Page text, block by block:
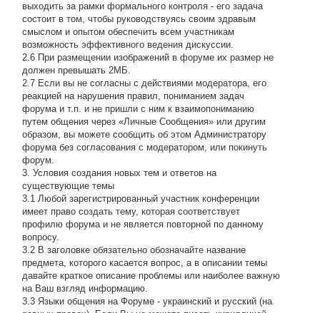
выходить за рамки формального контроля - его задача
состоит в том, чтобы руководствуясь своим здравым
смыслом и опытом обеспечить всем участникам
возможность эффективного ведения дискуссии.
2.6 При размещении изображений в форуме их размер не
должен превышать 2МБ.
2.7 Если вы не согласны с действиями модератора, его
реакцией на нарушения правил, пониманием задач
форума и т.п. и не пришли с ним к взаимопониманию
путем общения через «Личные Сообщения» или другим
образом, вы можете сообщить об этом Администратору
форума без согласования с модератором, или покинуть
форум.
3. Условия создания новых тем и ответов на
существующие темы
3.1 Любой зарегистрированный участник конференции
имеет право создать тему, которая соответствует
профилю форума и не является повторной по данному
вопросу.
3.2 В заголовке обязательно обозначайте название
предмета, которого касается вопрос, а в описании темы
давайте краткое описание проблемы или наиболее важную
на Ваш взгляд информацию.
3.3 Языки общения на Форуме - украинский и русский (на